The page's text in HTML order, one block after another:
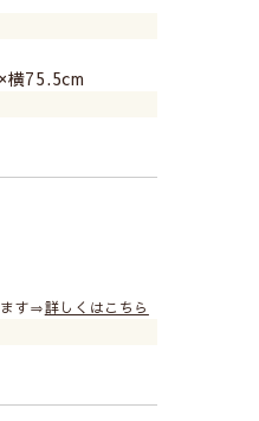
横75.5cm
す⇒詳しくはこちら